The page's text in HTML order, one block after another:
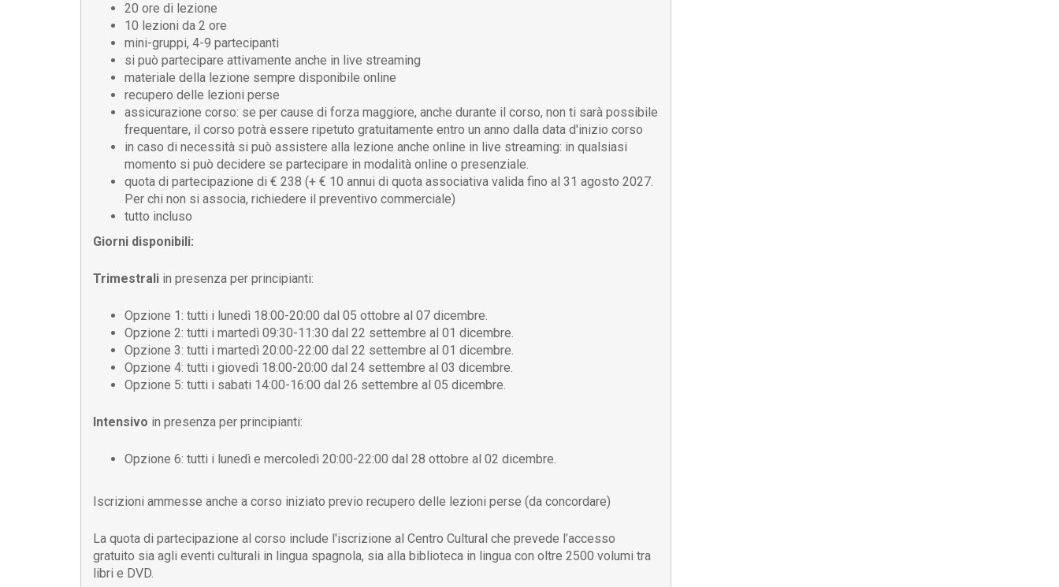
20 ore di lezione
10 lezioni da 2 ore
mini-gruppi, 4-9 partecipanti
si può partecipare attivamente anche in live streaming
materiale della lezione sempre disponibile online
recupero delle lezioni perse
assicurazione corso: se per cause di forza maggiore, anche durante il corso, non ti sarà possibile
frequentare, il corso potrà essere ripetuto gratuitamente entro un anno dalla data d'inizio corso
in caso di necessità si può assistere alla lezione anche online in live streaming: in qualsiasi
momento si può decidere se partecipare in modalità online o presenziale.
quota di partecipazione di € 238 (+ € 10 annui di quota associativa valida fino al 31 agosto 2027.
Per chi non si associa, richiedere il preventivo commerciale)
tutto incluso
Giorni disponibili:
Trimestrali in presenza per principianti:
Opzione 1: tutti i lunedì 18:00-20:00 dal 05 ottobre al 07 dicembre.
Opzione 2: tutti i martedì 09:30-11:30 dal 22 settembre al 01 dicembre.
Opzione 3: tutti i martedì 20:00-22:00 dal 22 settembre al 01 dicembre.
Opzione 4: tutti i giovedì 18:00-20:00 dal 24 settembre al 03 dicembre.
Opzione 5: tutti i sabati 14:00-16:00 dal 26 settembre al 05 dicembre.
Intensivo in presenza per principianti:
Opzione 6: tutti i lunedì e mercoledì 20:00-22:00 dal 28 ottobre al 02 dicembre.
Iscrizioni ammesse anche a corso iniziato previo recupero delle lezioni perse (da concordare)
La quota di partecipazione al corso include l'iscrizione al Centro Cultural che prevede l’accesso
gratuito sia agli eventi culturali in lingua spagnola, sia alla biblioteca in lingua con oltre 2500 volumi tra
libri e DVD.